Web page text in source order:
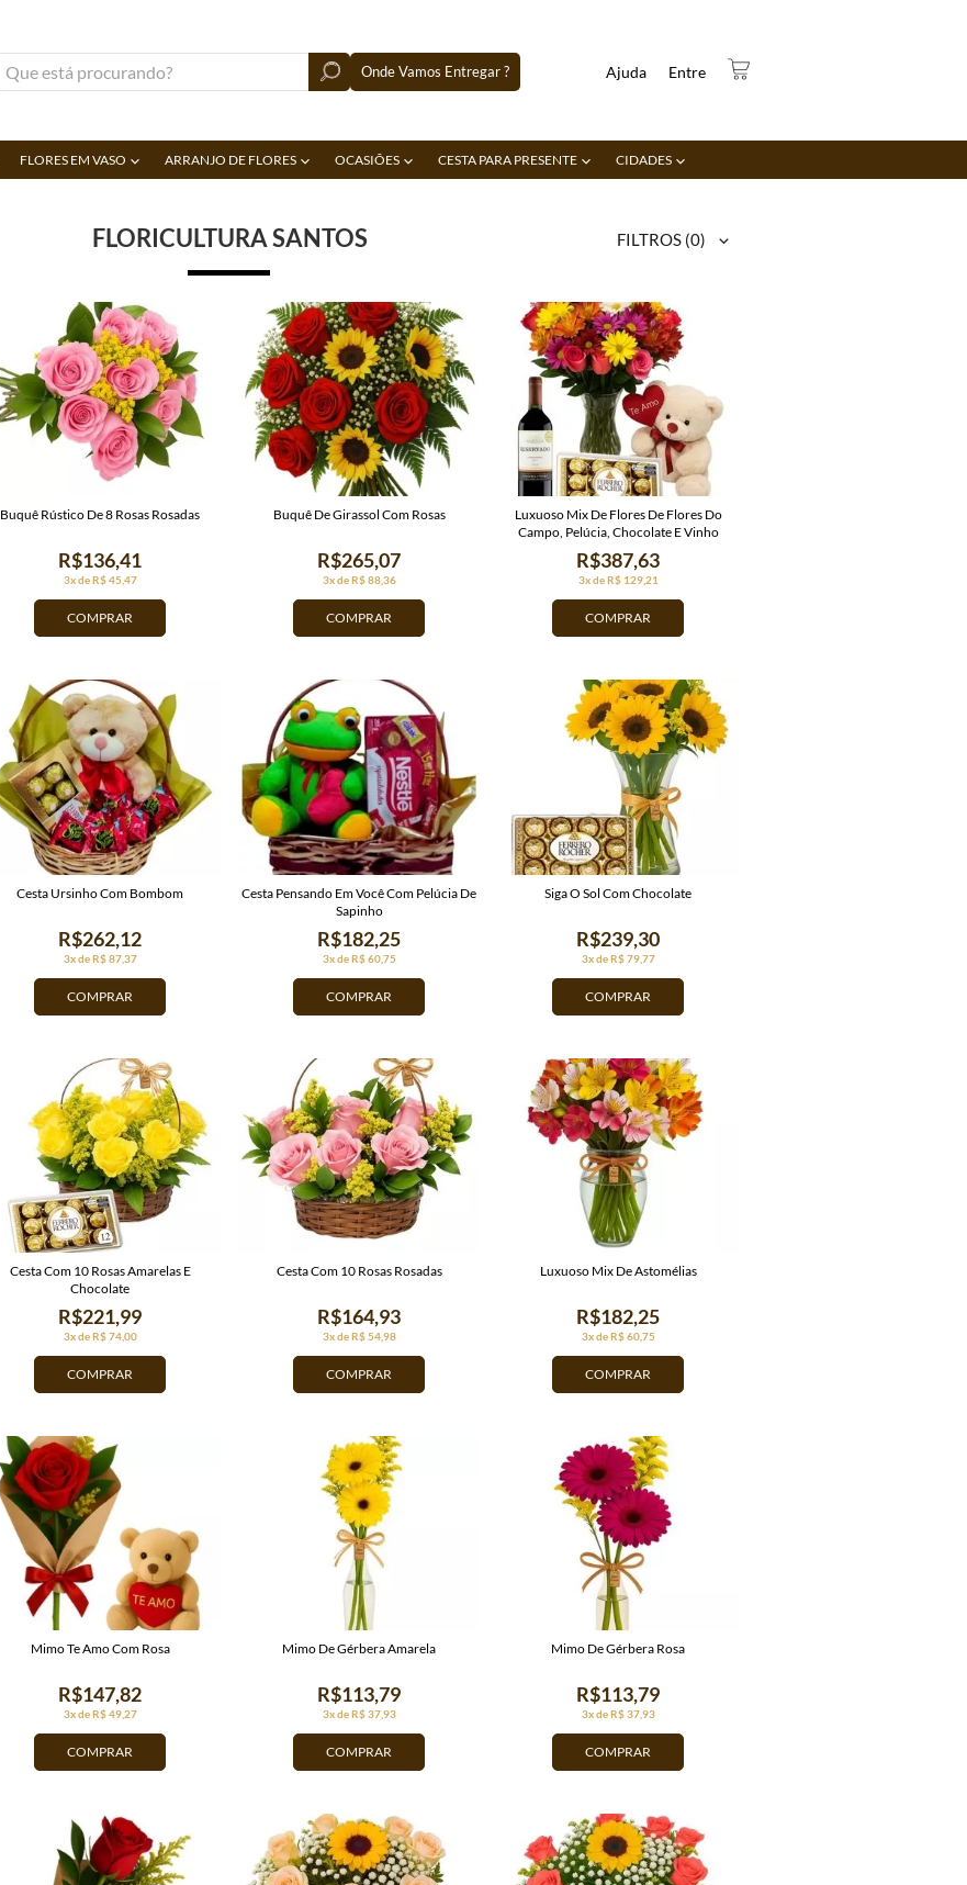
Onde Vamos Entregar ? Entre
Ajuda
FLORES EM VASO ARRANJO DE FLORES OCASIÕES CESTA PARA PRESENTE CIDADES
FLORICULTURA SANTOS FILTROS (0)
COMPRAR
3x de R$ 45,47
R$136,41
Buquê Rústico De 8 Rosas Rosadas
COMPRAR
3x de R$ 88,36
R$265,07
Buquê De Girassol Com Rosas
COMPRAR
3x de R$ 129,21
R$387,63
Luxuoso Mix De Flores De Flores Do
Campo, Pelúcia, Chocolate E Vinho
COMPRAR
3x de R$ 87,37
R$262,12
Cesta Ursinho Com Bombom
COMPRAR
3x de R$ 60,75
R$182,25
Cesta Pensando Em Você Com Pelúcia De
Sapinho
COMPRAR
3x de R$ 79,77
R$239,30
Siga O Sol Com Chocolate
COMPRAR
3x de R$ 74,00
R$221,99
Cesta Com 10 Rosas Amarelas E
Chocolate
COMPRAR
3x de R$ 54,98
R$164,93
Cesta Com 10 Rosas Rosadas
COMPRAR
3x de R$ 60,75
R$182,25
Luxuoso Mix De Astomélias
COMPRAR
3x de R$ 49,27
R$147,82
Mimo Te Amo Com Rosa
COMPRAR
3x de R$ 37,93
R$113,79
Mimo De Gérbera Amarela
COMPRAR
3x de R$ 37,93
R$113,79
Mimo De Gérbera Rosa